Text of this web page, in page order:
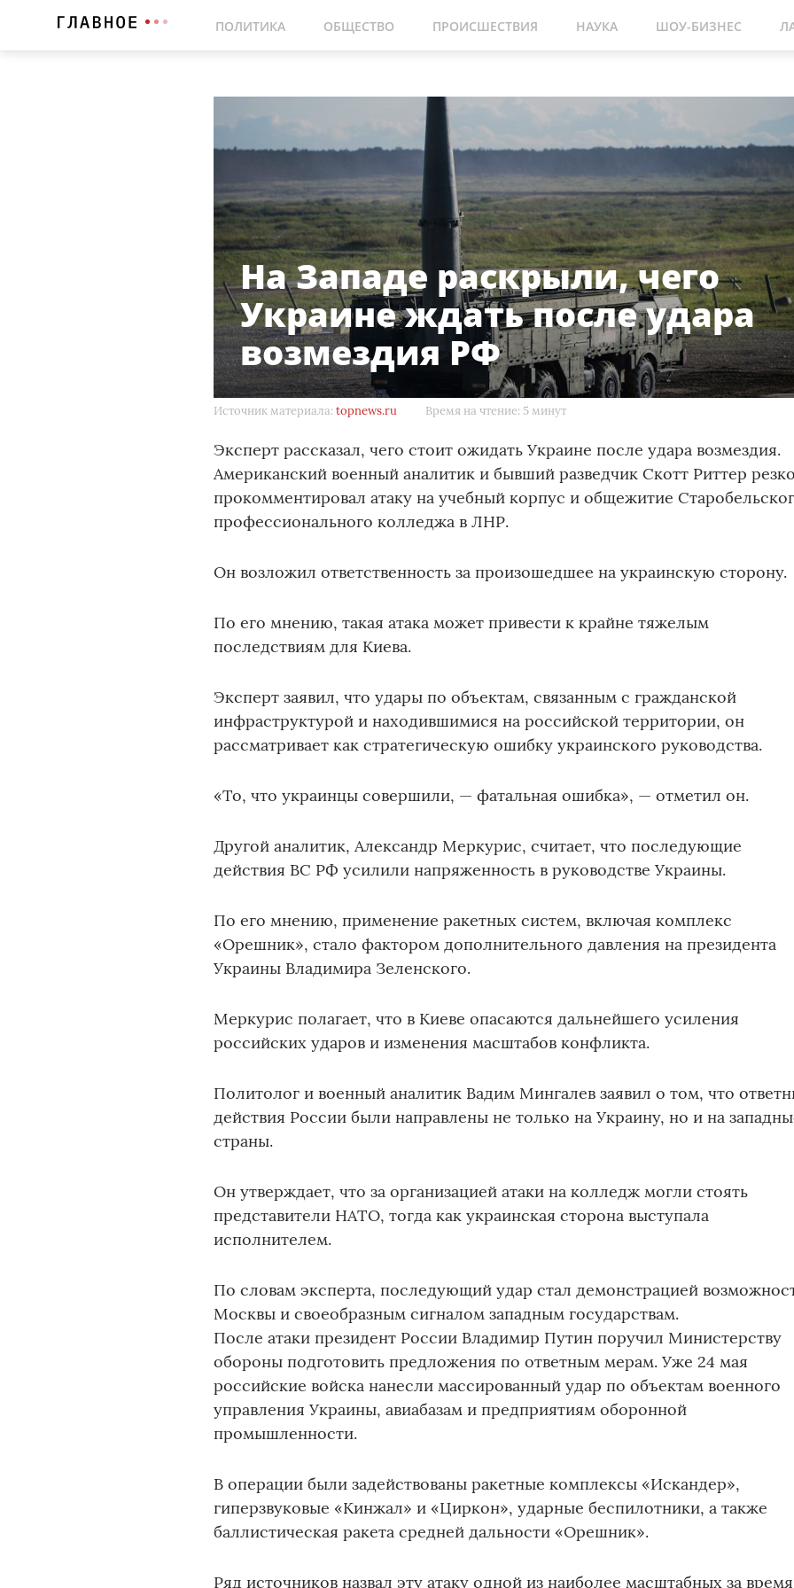
ПОЛИТИКА ОБЩЕСТВО ПРОИСШЕСТВИЯ НАУКА ШОУ-БИЗНЕС
На Западе раскрыли, чего
Украине ждать после удара
возмездия РФ
Источник материала:topnews.ru Время на чтение: 5 минут
Эксперт рассказал, чего стоит ожидать Украине после удара возмездия.
Американский военный аналитик и бывший разведчик Скотт Риттер
прокомментировал атаку на учебный корпус и общежитие
профессионального колледжа в ЛНР.
Он возложил ответственность за произошедшее на украинскую сторону.
По его мнению, такая атака может привести к крайне тяжелым
последствиям для Киева.
Эксперт заявил, что удары по объектам, связанным с гражданской
инфраструктурой и находившимися на российской территории, он
рассматривает как стратегическую ошибку украинского руководства.
«То, что украинцы совершили, — фатальная ошибка», — отметил он.
Другой аналитик, Александр Меркурис, считает, что последующие
действия ВС РФ усилили напряженность в руководстве Украины.
По его мнению, применение ракетных систем, включая комплекс
«Орешник», стало фактором дополнительного давления на президента
Украины Владимира Зеленского.
Меркурис полагает, что в Киеве опасаются дальнейшего усиления
российских ударов и изменения масштабов конфликта.
Политолог и военный аналитик Вадим Мингалев заявил о том, что
действия России были направлены не только на Украину, но и на
страны.
Он утверждает, что за организацией атаки на колледж могли стоять
представители НАТО, тогда как украинская сторона выступала
исполнителем.
По словам эксперта, последующий удар стал демонстрацией
Москвы и своеобразным сигналом западным государствам.
После атаки президент России Владимир Путин поручил Министерству
обороны подготовить предложения по ответным мерам. Уже 24 мая
российские войска нанесли массированный удар по объектам военного
управления Украины, авиабазам и предприятиям оборонной
промышленности.
В операции были задействованы ракетные комплексы «Искандер»,
гиперзвуковые «Кинжал» и «Циркон», ударные беспилотники, а также
баллистическая ракета средней дальности «Орешник».
Ряд источников назвал эту атаку одной из наиболее масштабных за время